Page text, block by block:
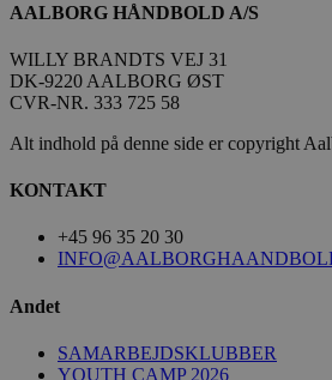
AALBORG HÅNDBOLD A/S
WILLY BRANDTS VEJ 31
DK-9220 AALBORG ØST
CVR-NR. 333 725 58
Alt indhold på denne side er copyright
KONTAKT
+45 96 35 20 30
Andet
SAMARBEJDSKLUBBER
YOUTH CAMP 2026